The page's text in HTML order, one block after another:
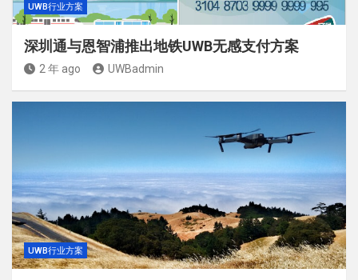
UWB行业方案
深圳通与恩智浦推出地铁UWB无感支付方案
2 年 ago UWBadmin
UWB行业方案